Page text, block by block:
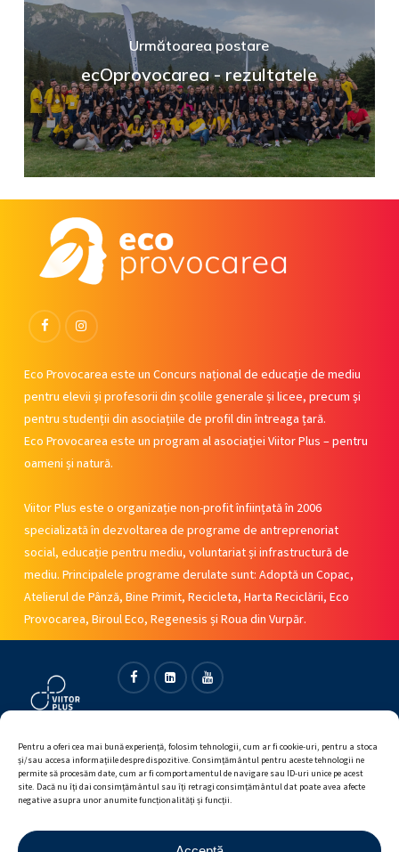
Pentru a oferi cea mai bună experiență, folosim tehnologii, cum ar fi cookie-uri, pentru a stoca
și/sau accesa informațiile despre dispozitive. Consimțământul pentru aceste tehnologii ne
permite să procesăm date, cum ar fi comportamentul de navigare sau ID-uri unice pe acest
site. Dacă nu îți dai consimțământul sau îți retragi consimțământul dat poate avea afecte
negative asupra unor anumite funcționalități și funcții.
Următoarea postare
ecOprovocarea - rezultatele
FacebookInstagram
Eco Provocarea este un Concurs național de educație de mediu
pentru elevii și profesorii din școlile generale și licee, precum și
pentru studenții din asociațiile de profil din întreaga țară.
Eco Provocarea este un program al asociației Viitor Plus – pentru
oameni și natură.
Viitor Plus este o organizație non-profit înființată în 2006
specializată în dezvoltarea de programe de antreprenoriat
social, educație pentru mediu, voluntariat și infrastructură de
mediu. Principalele programe derulate sunt: Adoptă un Copac,
Atelierul de Pânză, Bine Primit, Recicleta, Harta Reciclării, Eco
Provocarea, Biroul Eco, Regenesis și Roua din Vurpăr.
FacebookLinkedinYoutube